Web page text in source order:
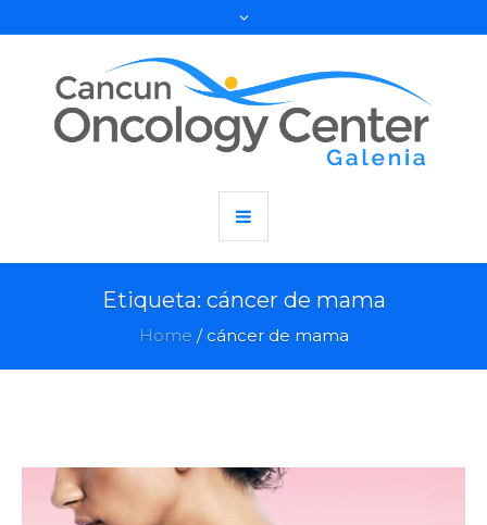
Etiqueta: cáncer de mama
Home / cáncer de mama